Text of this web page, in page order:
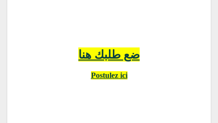
ضع طلبك هنا
Postulez ici